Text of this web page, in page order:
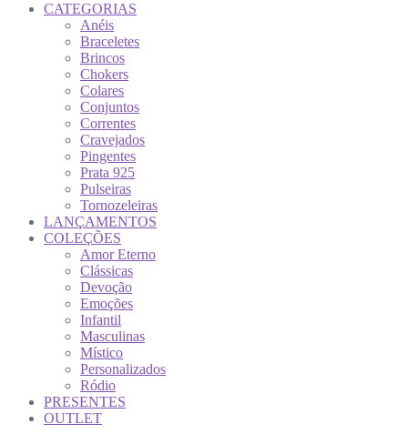
CATEGORIAS
Anéis
Braceletes
Brincos
Chokers
Colares
Conjuntos
Correntes
Cravejados
Pingentes
Prata 925
Pulseiras
Tornozeleiras
LANÇAMENTOS
COLEÇÕES
Amor Eterno
Clássicas
Devoção
Emoções
Infantil
Masculinas
Místico
Personalizados
Ródio
PRESENTES
OUTLET